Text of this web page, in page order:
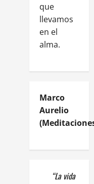
que
llevamos
en el
alma.
Marco
Aurelio
“La vida